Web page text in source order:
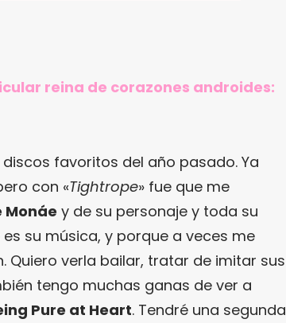
reina de corazones androides:
discos favoritos del año pasado. Ya
con «Tightrope» fue que me
Monáe y de su personaje y toda su
su música, y porque a veces me
Quiero verla bailar, tratar de imitar sus
tengo muchas ganas de ver a
Pure at Heart. Tendré una segunda